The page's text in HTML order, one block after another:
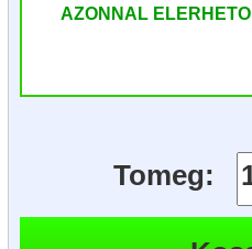
AZONNAL ELERHETO
Tomeg: